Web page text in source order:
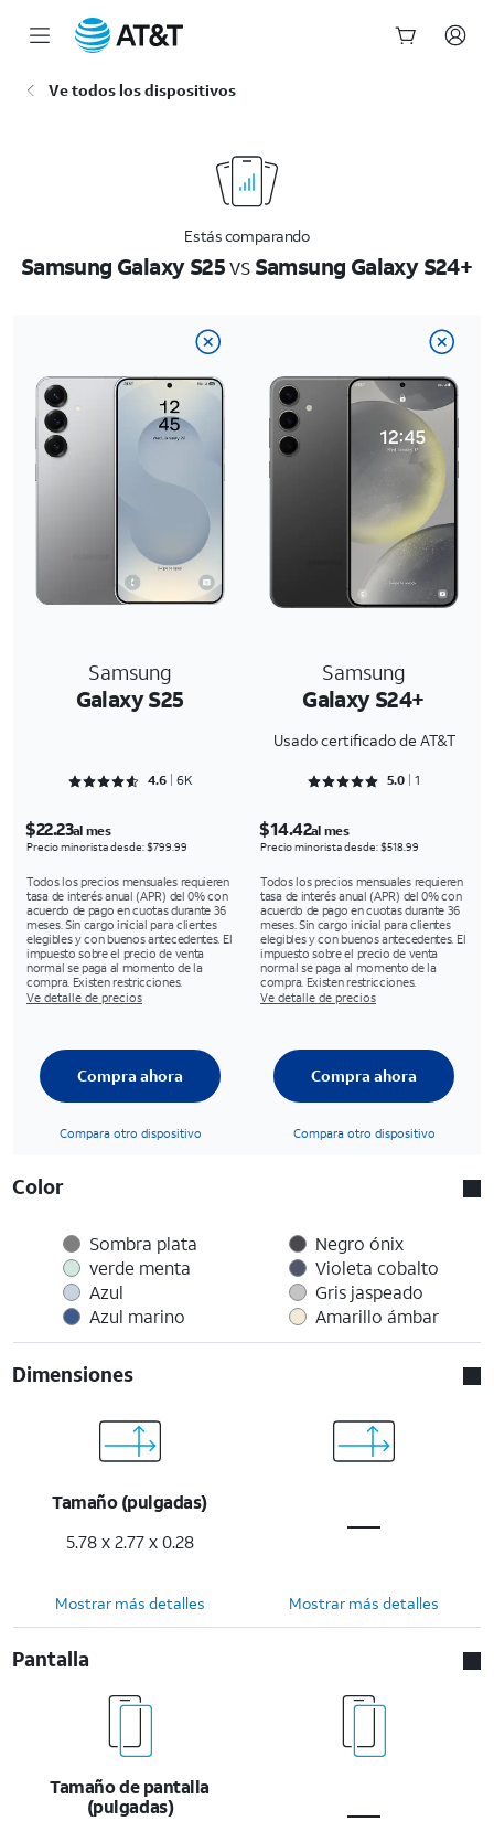
Ve todos los dispositivos
Estás comparando
Samsung Galaxy S25vsSamsung Galaxy S24+
Samsung
Galaxy S25
Samsung
Galaxy S24+
Usado certificado de AT&T
Rated 4.6356 out of 5
4.6 6K Rated 5 out of 5
5.0 1
$22.23al mes
Precio minorista desde: $799.99
Todos los precios mensuales requieren
tasa de interés anual (APR) del 0% con
acuerdo de pago en cuotas durante 36
meses. Sin cargo inicial para clientes
elegibles y con buenos antecedentes. El
impuesto sobre el precio de venta
normal se paga al momento de la
compra. Existen restricciones.
Ve detalle de precios
$14.42al mes
Precio minorista desde: $518.99
Todos los precios mensuales requieren
tasa de interés anual (APR) del 0% con
acuerdo de pago en cuotas durante 36
meses. Sin cargo inicial para clientes
elegibles y con buenos antecedentes. El
impuesto sobre el precio de venta
normal se paga al momento de la
compra. Existen restricciones.
Ve detalle de precios
Compra ahora
Compara otro dispositivo
Compra ahora
Compara otro dispositivo
Color
Sombra plata
verde menta
Azul
Azul marino
Negro ónix
Violeta cobalto
Gris jaspeado
Amarillo ámbar
Dimensiones
Tamaño (pulgadas)
5.78 x 2.77 x 0.28
Mostrar más detalles Mostrar más detalles
Pantalla
Tamaño de pantalla
(pulgadas)